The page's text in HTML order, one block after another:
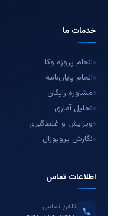
خدمات ما
انجام پروژه وکا
انجام پایان‌نامه
مشاوره رایگان
تحلیل آماری
ویرایش و غلط‌گیری
نگارش پروپوزال
اطلاعات تماس
تلفن تماس